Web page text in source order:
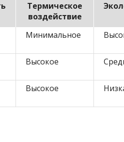
Термическое
воздействие
Минимальное
Высокое
Высокое